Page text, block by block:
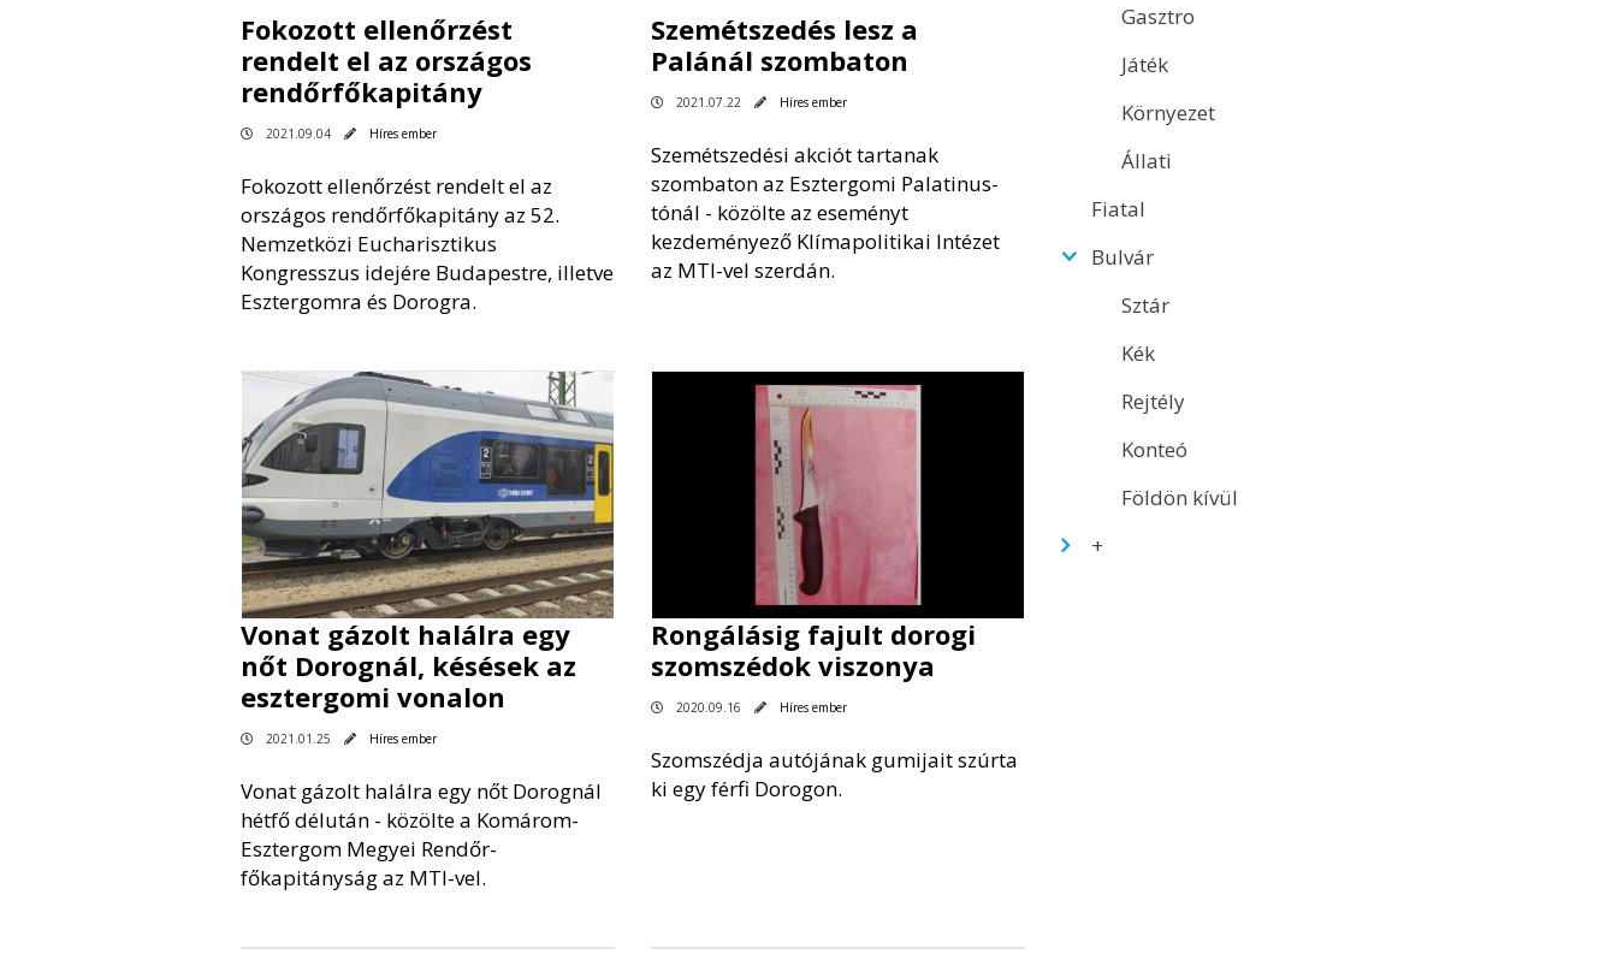
Fokozott ellenőrzést
rendelt el az országos
rendőrfőkapitány
2021.09.04 Híres ember
Fokozott ellenőrzést rendelt el az
országos rendőrfőkapitány az 52.
Nemzetközi Eucharisztikus
Kongresszus idejére Budapestre, illetve
Esztergomra és Dorogra.
Szemétszedés lesz a
Palánál szombaton
2021.07.22 Híres ember
Szemétszedési akciót tartanak
szombaton az Esztergomi Palatinus-
tónál - közölte az eseményt
kezdeményező Klímapolitikai Intézet
az MTI-vel szerdán.
Vonat gázolt halálra egy
nőt Dorognál, késések az
esztergomi vonalon
2021.01.25 Híres ember
Vonat gázolt halálra egy nőt Dorognál
hétfő délután - közölte a Komárom-
Esztergom Megyei Rendőr-
főkapitányság az MTI-vel.
Rongálásig fajult dorogi
szomszédok viszonya
2020.09.16 Híres ember
Szomszédja autójának gumijait szúrta
ki egy férfi Dorogon.
Gasztro
Játék
Környezet
Állati
Fiatal
Bulvár
Sztár
Kék
Rejtély
Konteó
Földön kívül
+